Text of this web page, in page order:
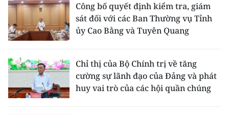
Công bố quyết định kiểm tra, giám
sát đối với các Ban Thường vụ Tỉnh
ủy Cao Bằng và Tuyên Quang
Chỉ thị của Bộ Chính trị về tăng
cường sự lãnh đạo của Đảng và phát
huy vai trò của các hội quần chúng